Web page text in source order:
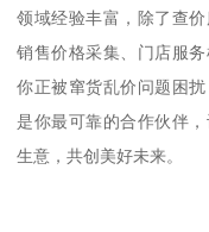
领域经验丰富，除了查
销售价格采集、门店服
你正被窜货乱价问题困扰
是你最可靠的合作伙伴
生意，共创美好未来。